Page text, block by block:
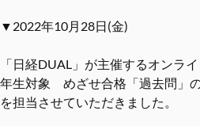
▼2022年10月28日(金)
「日経DUAL」が主催するオンラ
年生対象 めざせ合格「過去問」
を担当させていただきました。